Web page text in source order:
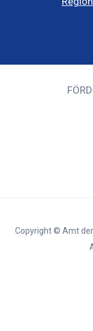
Copyright © Amt